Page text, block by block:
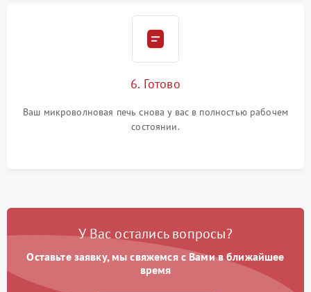
6. Готово
Ваш микроволновая печь снова у вас в полностью рабочем
состоянии.
У Вас остались вопросы?
Оставьте заявку, мы свяжемся с Вами в ближайшее
время